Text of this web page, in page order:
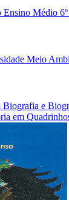
Ensino Médio
Meio
Biografia e
em